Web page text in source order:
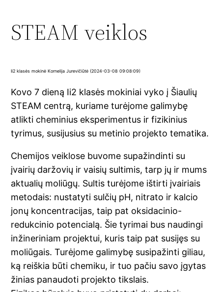
STEAM veiklos
Ii2 klasės mokinė Kornelija Jurevičiūtė (2024-03-08 09:08:09)
Kovo 7 dieną Ii2 klasės mokiniai vyko į Šiaulių
STEAM centrą, kuriame turėjome galimybę
atlikti cheminius eksperimentus ir fizikinius
tyrimus, susijusius su metinio projekto tematika.
Chemijos veiklose buvome supažindinti su
įvairių daržovių ir vaisių sultimis, tarp jų ir mums
aktualių moliūgų. Sultis turėjome ištirti įvairiais
metodais: nustatyti sulčių pH, nitrato ir kalcio
jonų koncentracijas, taip pat oksidacinio-
redukcinio potencialą. Šie tyrimai bus naudingi
inžineriniam projektui, kuris taip pat susijęs su
moliūgais. Turėjome galimybę susipažinti giliau,
ką reiškia būti chemiku, ir tuo pačiu savo įgytas
žinias panaudoti projekto tikslais.